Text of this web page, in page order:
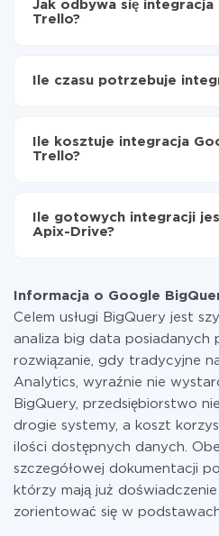
Jak odbywa się
Trello?
do Trello
Google BigQuery do Trello
Ile czasu potrzebuje
od 5 do 30 minut.
minut.
Ile kosztuje integracja
Trello?
Płacisz tylko za ilość danych,
przekazywana z jednego z
w razie potrzeby przełączyć
informacji otaryfach.
Ile gotowych integracji
Apix-Drive?
Informacja o Google
Celem usługi BigQuery jest
analiza big data posiadanych
rozwiązanie, gdy tradycyjne
Analytics, wyraźnie nie
BigQuery, przedsiębiorstwo
drogie systemy, a koszt
ilości dostępnych danych.
szczegółowej dokumentacji
którzy mają już
zorientować się w podstawach